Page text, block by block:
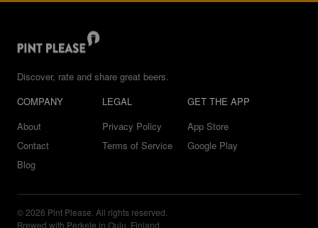
Discover, rate and share great beers.
COMPANY
About
Contact
Blog
LEGAL
Privacy Policy
Terms of Service
GET THE APP
App Store
Google Play
© 2026 Pint Please. All rights reserved.
Brewed with Perkele in Oulu, Finland.